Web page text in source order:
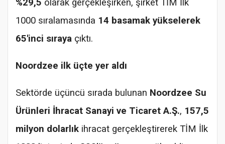
%29,5 olarak gerçekleşirken, şirket TİM İlk
1000 sıralamasında 14 basamak yükselerek
65'inci sıraya çıktı.
Noordzee ilk üçte yer aldı
Sektörde üçüncü sırada bulunan Noordzee Su
Ürünleri İhracat Sanayi ve Ticaret A.Ş., 157,5
milyon dolarlık ihracat gerçekleştirerek TİM İlk